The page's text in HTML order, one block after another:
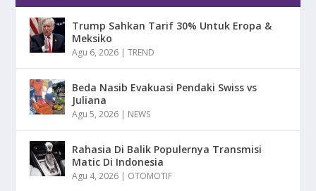
Trump Sahkan Tarif 30% Untuk Eropa &
Meksiko
Agu 6, 2026 |TREND
Beda Nasib Evakuasi Pendaki Swiss vs
Juliana
Agu 5, 2026 | NEWS
Rahasia Di Balik Populernya Transmisi
Matic Di Indonesia
Agu 4, 2026 | OTOMOTIF